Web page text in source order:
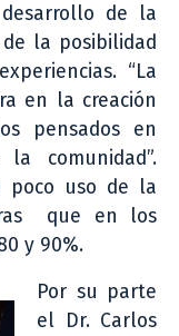
de la
la posibilidad
“La
en la creación
pensados en
comunidad”.
poco uso de la
que en los
y 90%.
Por su parte
el Dr. Carlos